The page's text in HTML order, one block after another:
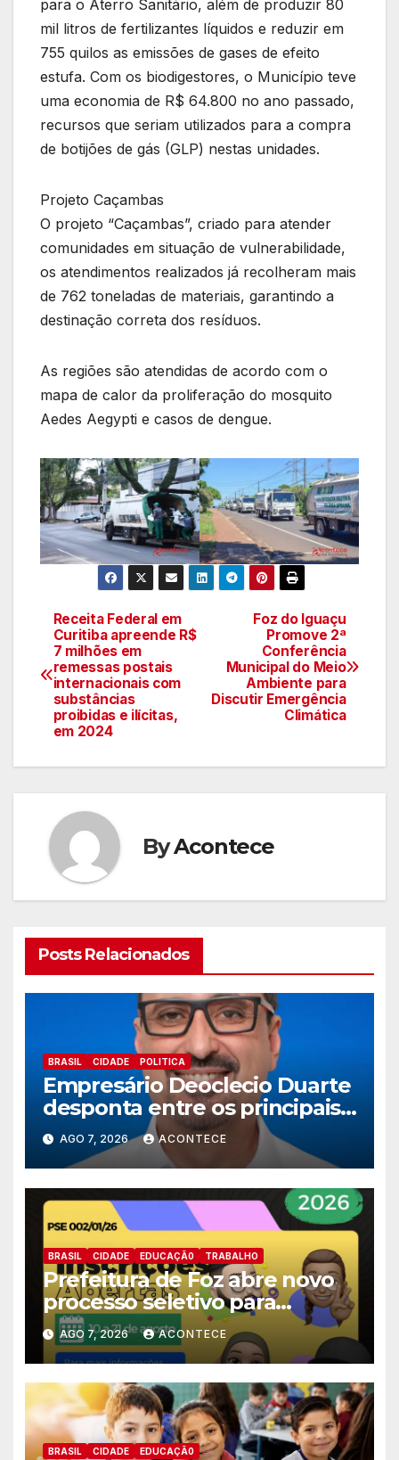
para o Aterro Sanitário, além de produzir 80
mil litros de fertilizantes líquidos e reduzir em
755 quilos as emissões de gases de efeito
estufa. Com os biodigestores, o Município teve
uma economia de R$ 64.800 no ano passado,
recursos que seriam utilizados para a compra
de botijões de gás (GLP) nestas unidades.
Projeto Caçambas
O projeto “Caçambas”, criado para atender
comunidades em situação de vulnerabilidade,
os atendimentos realizados já recolheram mais
de 762 toneladas de materiais, garantindo a
destinação correta dos resíduos.
As regiões são atendidas de acordo com o
mapa de calor da proliferação do mosquito
Aedes Aegypti e casos de dengue.
Navegação
de
artigos
Foz do Iguaçu
Promove 2ª
Conferência
Municipal do Meio
Ambiente para
Discutir Emergência
Climática
Receita Federal em
Curitiba apreende R$
7 milhões em
remessas postais
internacionais com
substâncias
proibidas e ilícitas,
em 2024
ByAcontece
Posts Relacionados
BRASIL CIDADE POLITICA
Empresário Deoclecio Duarte
desponta entre os principais
nomes do União Brasil para
deputado estadual
AGO 7, 2026 ACONTECE
BRASIL CIDADE EDUCAÇÃ0 TRABALHO
Prefeitura de Foz abre novo
processo seletivo para
estagiários
AGO 7, 2026 ACONTECE
BRASIL CIDADE EDUCAÇÃ0